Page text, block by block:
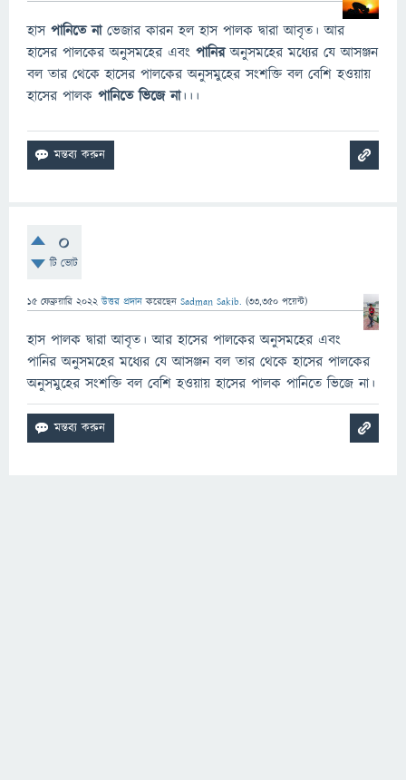
হাস পানিতে নাভেজার কারন হল হাস পালক দ্বারা আবৃত। আর
হাসের পালকের অনুসমহের এবং পানিরঅনুসমহের মধ্যের যে আসঞ্জন
বল তার থেকে হাসের পালকের অনুসমুহের সংশক্তি বল বেশি হওয়ায়
হাসের পালক পানিতে ভিজে না।।।
0
টি ভোট
15 ফেব্রুয়ারি 2022 উত্তর প্রদান করেছেন Sadman Sakib. (33,350 পয়েন্ট)
হাস পালক দ্বারা আবৃত। আর হাসের পালকের অনুসমহের এবং
পানির অনুসমহের মধ্যের যে আসঞ্জন বল তার থেকে হাসের পালকের
অনুসমুহের সংশক্তি বল বেশি হওয়ায় হাসের পালক পানিতে ভিজে না।